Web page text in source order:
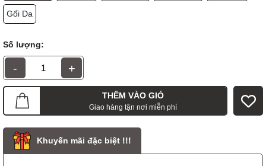
Gối Da
Số lượng:
- +
THÊM VÀO GIỎ
Giao hàng tận nơi miễn phí
Khuyến mãi đặc biệt !!!